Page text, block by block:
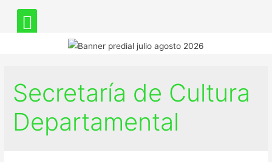
Secretaría de Cultura
Departamental